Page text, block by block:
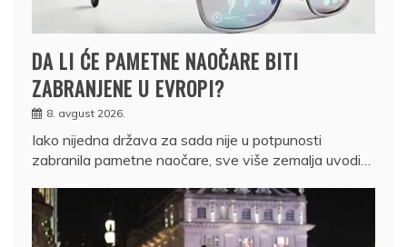
DA LI ĆE PAMETNE NAOČARE BITI
ZABRANJENE U EVROPI?
8. avgust 2026.
Iako nijedna država za sada nije u potpunosti
zabranila pametne naočare, sve više zemalja uvodi…